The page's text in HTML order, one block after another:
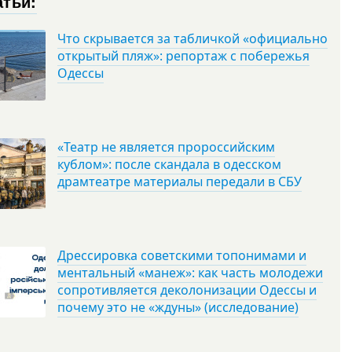
Что скрывается за табличкой «официально
открытый пляж»: репортаж с побережья
Одессы
«Театр не является пророссийским
кублом»: после скандала в одесском
драмтеатре материалы передали в СБУ
Дрессировка советскими топонимами и
ментальный «манеж»: как часть молодежи
сопротивляется деколонизации Одессы и
почему это не «ждуны» (исследование)